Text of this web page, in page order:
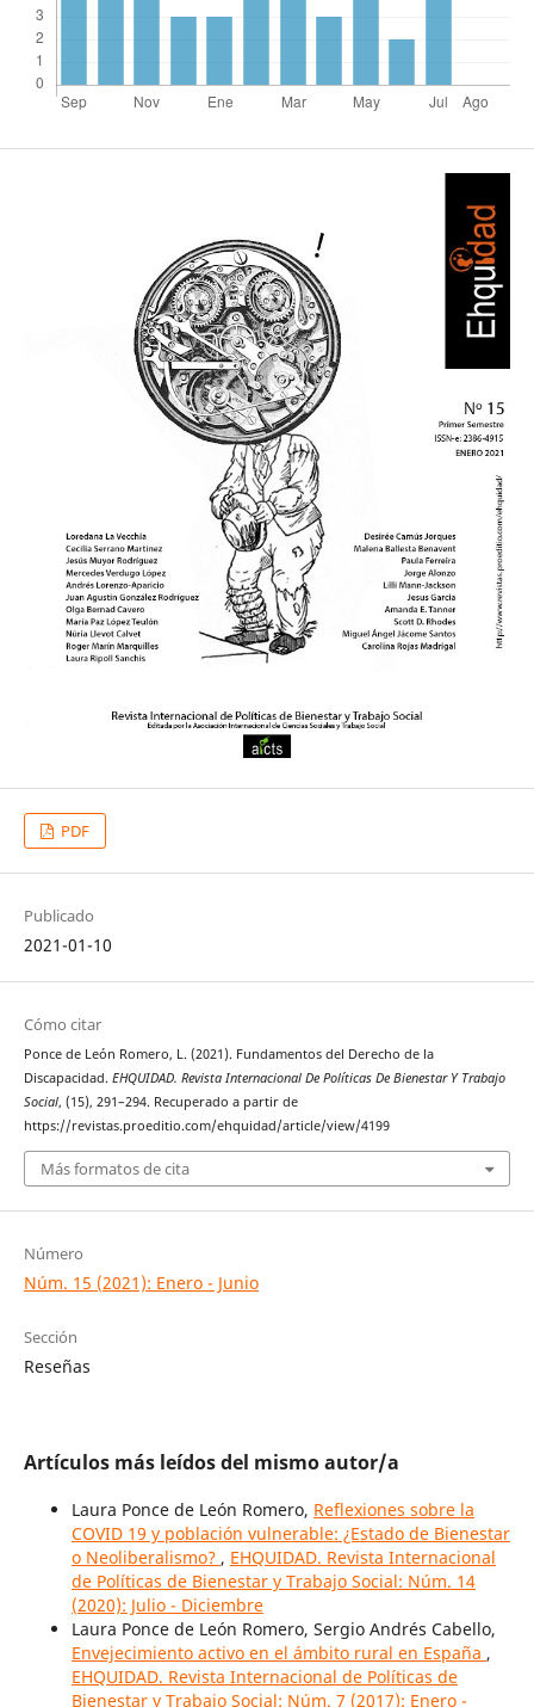
PDF
Publicado
2021-01-10
Cómo citar
Ponce de León Romero, L. (2021). Fundamentos del Derecho de la
Discapacidad. EHQUIDAD. Revista Internacional De Políticas De Bienestar Y Trabajo
Social, (15), 291–294. Recuperado a partir de
https://revistas.proeditio.com/ehquidad/article/view/4199
Más formatos de cita
Número
Núm. 15 (2021): Enero - Junio
Sección
Reseñas
Artículos más leídos del mismo autor/a
Laura Ponce de León Romero, Reflexiones sobre la
COVID 19 y población vulnerable: ¿Estado de Bienestar
o Neoliberalismo? , EHQUIDAD. Revista Internacional
de Políticas de Bienestar y Trabajo Social: Núm. 14
(2020): Julio - Diciembre
Laura Ponce de León Romero, Sergio Andrés Cabello,
Envejecimiento activo en el ámbito rural en España ,
EHQUIDAD. Revista Internacional de Políticas de
Bienestar y Trabajo Social: Núm. 7 (2017): Enero -